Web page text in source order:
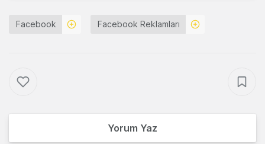
Facebook Facebook Reklamları
Yorum Yaz